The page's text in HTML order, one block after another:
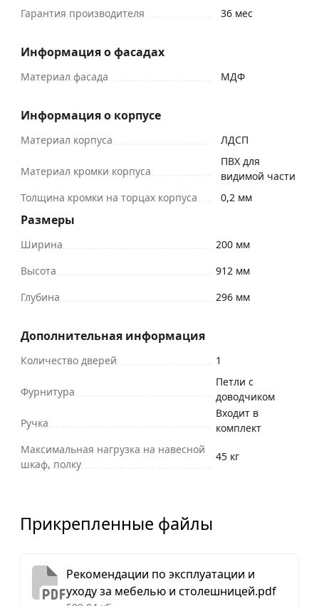
Гарантия производителя
36 мес
Информация о фасадах
Материал фасада МДФ
Информация о корпусе
Материал корпуса ЛДСП
Материал кромки корпуса
ПВХ для
видимой части
Толщина кромки на торцах корпуса
0,2 мм
Размеры
Ширина
200 мм
Высота
912 мм
Глубина
296 мм
Дополнительная информация
Количество дверей 1
Фурнитура
Петли с
доводчиком
Ручка
Входит в
комплект
Максимальная нагрузка на навесной
шкаф, полку
45 кг
Прикрепленные файлы
Рекомендации по эксплуатации и
уходу за мебелью и столешницей.pdf